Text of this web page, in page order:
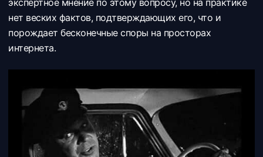
экспертное мнение по этому вопросу, но на практике
нет веских фактов, подтверждающих его, что и
порождает бесконечные споры на просторах
интернета.